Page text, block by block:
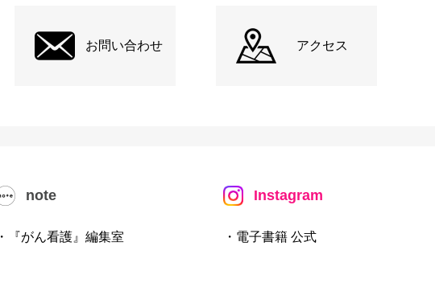
お問い合わせ アクセス
note
・『がん看護』編集室
Instagram
・電子書籍 公式